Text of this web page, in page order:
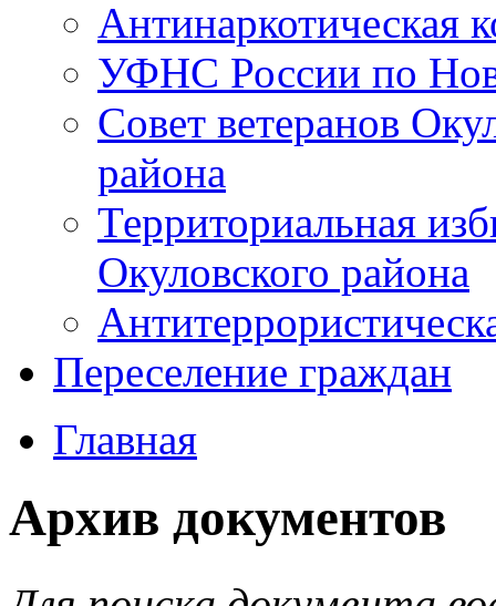
Антинаркотическая
УФНС России по
Совет ветеранов
района
Территориальная
Окуловского района
Переселение граждан
Главная
Архив документов